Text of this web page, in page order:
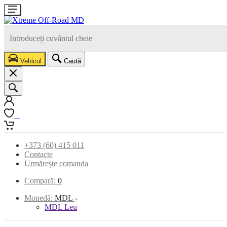
Vehicul Caută
+373 (60) 415 011
Contacte
Urmărește comanda
Compară: 0
Monedă: MDL
MDL Leu